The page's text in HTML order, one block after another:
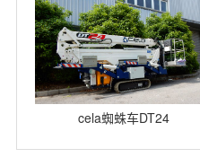
cela蜘蛛车DT24